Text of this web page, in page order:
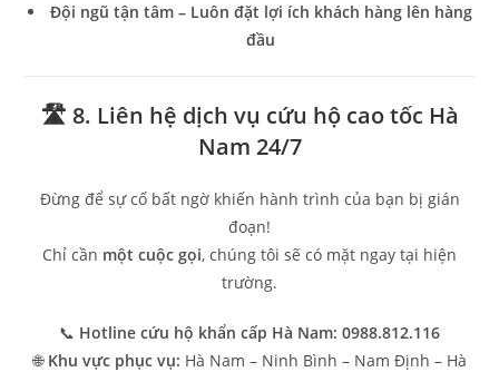
Đội ngũ tận tâm – Luôn đặt lợi ích khách hàng lên hàng
đầu
🛣️ 8. Liên hệ dịch vụ cứu hộ cao tốc Hà
Nam 24/7
Đừng để sự cố bất ngờ khiến hành trình của bạn bị gián
đoạn!
Chỉ cần một cuộc gọi, chúng tôi sẽ có mặt ngay tại hiện
trường.
📞 Hotline cứu hộ khẩn cấp Hà Nam: 0988.812.116
🌐 Khu vực phục vụ: Hà Nam – Ninh Bình – Nam Định – Hà